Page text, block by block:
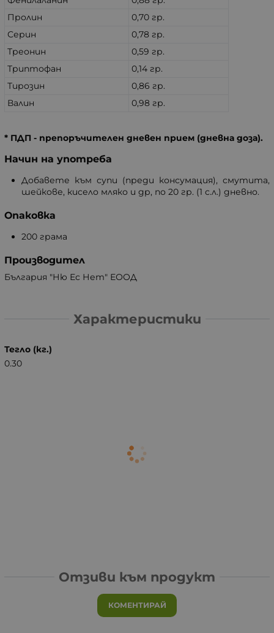
Пролин
0,70 гр.
Серин
0,78 гр.
Треонин
0,59 гр.
Триптофан
0,14 гр.
Тирозин
0,86 гр.
Валин
0,98 гр.
* ПДП - препоръчителен дневен прием (дневна доза).
Начин на употреба
Добавете към супи (преди консумация), смутита,
шейкове, кисело мляко и др, по 20 гр. (1 с.л.) дневно.
Опаковка
200 грама
Производител
България "Ню Ес Нет" ЕООД
Характеристики
Тегло (кг.)
0.30
Отзиви към продукт
КОМЕНТИРАЙ